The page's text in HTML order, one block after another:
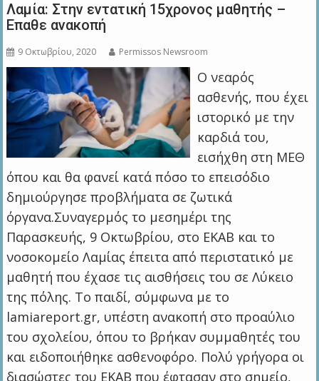
Λαμία: Στην εντατική 15χρονος μαθητής –
Επαθε ανακοπή
9 Οκτωβρίου, 2020 Permissos Newsroom
Ο νεαρός
ασθενής, που έχει
ιστορικό με την
καρδιά του,
εισήχθη στη ΜΕΘ
όπου και θα φανεί κατά πόσο το επεισόδιο
δημιούργησε προβλήματα σε ζωτικά
όργανα.Συναγερμός το μεσημέρι της
Παρασκευής, 9 Οκτωβρίου, στο ΕΚΑΒ και το
νοσοκομείο Λαμίας έπειτα από περιστατικό με
μαθητή που έχασε τις αισθήσεις του σε Λύκειο
της πόλης. Το παιδί, σύμφωνα με το
lamiareport.gr, υπέστη ανακοπή στο προαύλιο
του σχολείου, όπου το βρήκαν συμμαθητές του
και ειδοποιήθηκε ασθενοφόρο. Πολύ γρήγορα οι
διασώστες του ΕΚΑΒ που έφτασαν στο σημείο,